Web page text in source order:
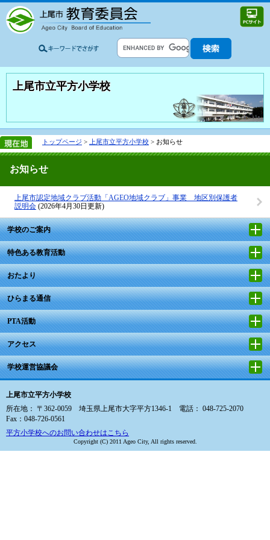
上尾市立平方小学校
トップページ > 上尾市立平方小学校 > お知らせ
お知らせ
上尾市認定地域クラブ活動「AGEO地域クラブ」事業 地区別保護者
説明会 (2026年4月30日更新)
学校のご案内
特色ある教育活動
おたより
ひらまる通信
PTA活動
アクセス
学校運営協議会
上尾市立平方小学校
所在地： 〒362-0059 埼玉県上尾市大字平方1346-1 電話： 048-725-2070
Fax：048-726-0561
平方小学校へのお問い合わせはこちら
Copyright (C) 2011 Ageo City, All rights reserved.